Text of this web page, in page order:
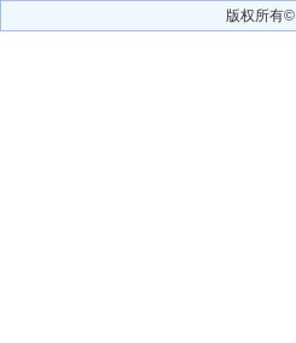
版权所有©